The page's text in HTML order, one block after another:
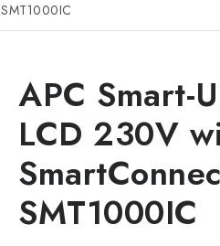
APC Smart-
LCD 230V
SMT1000IC